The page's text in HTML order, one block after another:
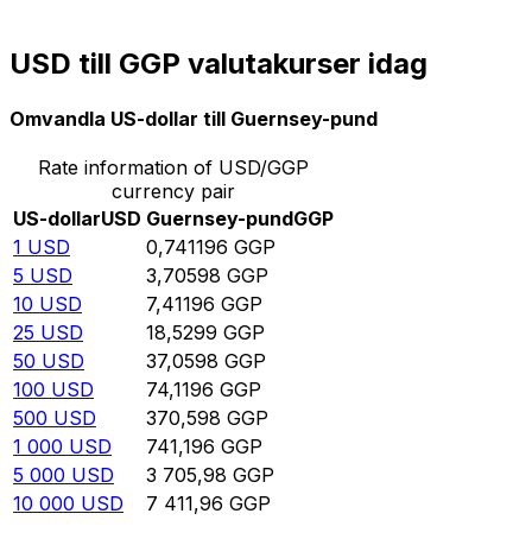
USD till GGP valutakurser idag
Omvandla US-dollar till Guernsey-pund
Rate information of USD/GGP
currency pair
US-dollarUSD Guernsey-pundGGP
1 USD 0,741196 GGP
5 USD 3,70598 GGP
10 USD 7,41196 GGP
25 USD 18,5299 GGP
50 USD 37,0598 GGP
100 USD 74,1196 GGP
500 USD 370,598 GGP
1 000 USD 741,196 GGP
5 000 USD 3 705,98 GGP
10 000 USD 7 411,96 GGP